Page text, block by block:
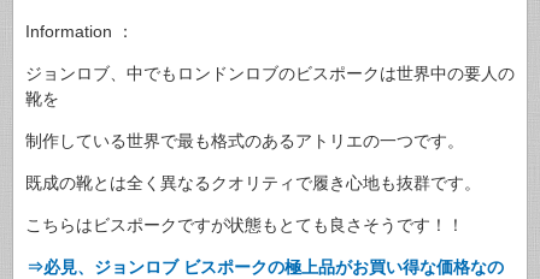
Information ：
ジョンロブ、中でもロンドンロブのビスポークは世界中の要人の
靴を
制作している世界で最も格式のあるアトリエの一つです。
既成の靴とは全く異なるクオリティで履き心地も抜群です。
こちらはビスポークですが状態もとても良さそうです！！
⇒必見、ジョンロブ ビスポークの極上品がお買い得な価格なの